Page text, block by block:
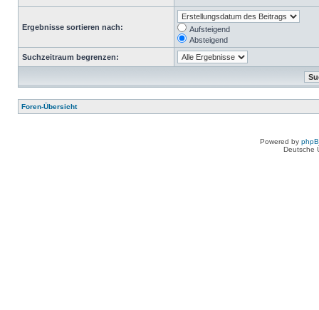
Ergebnisse sortieren nach:
Aufsteigend
Absteigend
Suchzeitraum begrenzen:
Foren-Übersicht
Powered by
Deutsche